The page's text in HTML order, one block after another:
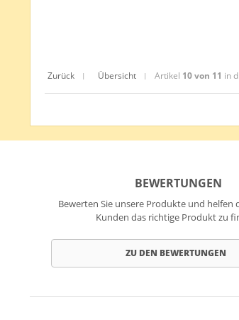
Zurück | Übersicht | Artikel 10 von 11 in
BEWERTUNGEN
Bewerten Sie unsere Produkte und helfen
Kunden das richtige Produkt zu
ZU DEN BEWERTUNGEN